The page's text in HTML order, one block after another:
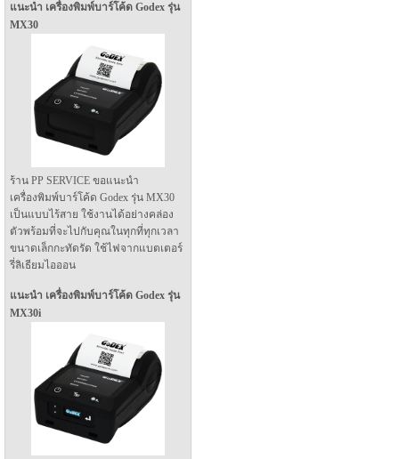
แนะนำ เครื่องพิมพ์บาร์โค้ด Godex รุ่น
MX30
ร้าน PP SERVICE ขอแนะนำ
เครื่องพิมพ์บาร์โค้ด Godex รุ่น MX30
เป็นแบบไร้สาย ใช้งานได้อย่างคล่อง
ตัวพร้อมที่จะไปกับคุณในทุกที่ทุกเวลา
ขนาดเล็กกะทัดรัด ใช้ไฟจากแบตเตอร์
รี่ลิเธียมไอออน
แนะนำ เครื่องพิมพ์บาร์โค้ด Godex รุ่น
MX30i